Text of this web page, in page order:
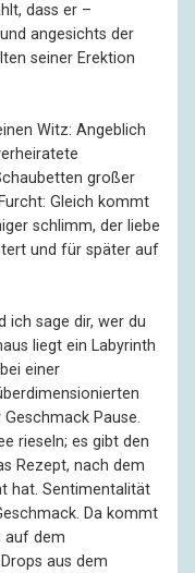
dass er –
angesichts der
seiner Erektion
Witz: Angeblich
großer
Gleich kommt
schlimm, der liebe
und für später auf
ich sage dir, wer du
liegt ein Labyrinth
einer
Pause.
rieseln; es gibt den
Rezept, nach dem
hat. Sentimentalität
Da kommt
auf dem
aus dem